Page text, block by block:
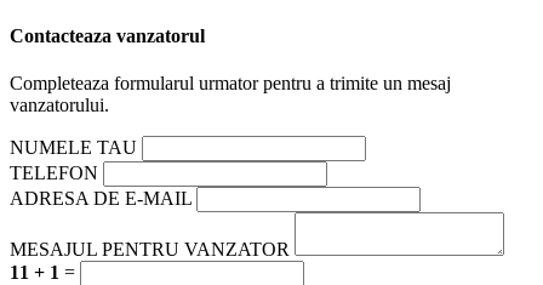
Contacteaza vanzatorul
Completeaza formularul urmator pentru a trimite un mesaj
vanzatorului.
NUMELE TAU
TELEFON
ADRESA DE E-MAIL
MESAJUL PENTRU VANZATOR
11 + 1 =